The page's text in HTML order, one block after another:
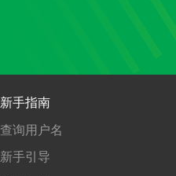
新手指南
查询用户名
新手引导